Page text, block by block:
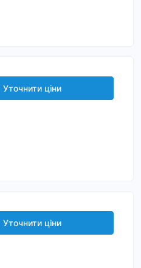
Уточнити ціни
Уточнити ціни